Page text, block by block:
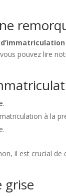
pouvez lire
à la
il est crucial
grise